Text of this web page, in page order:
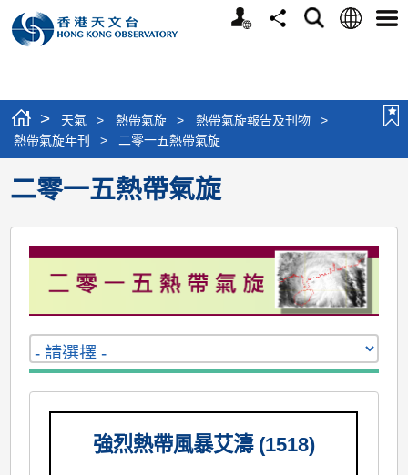
個
分
搜
語
選
> 天氣 > 熱帶氣旋 > 熱帶氣旋報告及刊物
>
熱帶氣旋年刊
> 二零一五熱帶氣旋
二零一五熱帶氣旋
強烈熱帶風暴艾濤 (1518)